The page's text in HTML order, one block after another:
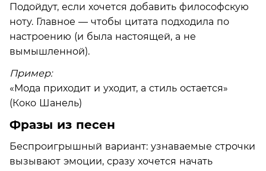
Подойдут, если хочется добавить философскую
ноту. Главное — чтобы цитата подходила по
настроению (и была настоящей, а не
вымышленной).
Пример:
«Мода приходит и уходит, а стиль остается»
(Коко Шанель)
Фразы из песен
Беспроигрышный вариант: узнаваемые строчки
вызывают эмоции, сразу хочется начать